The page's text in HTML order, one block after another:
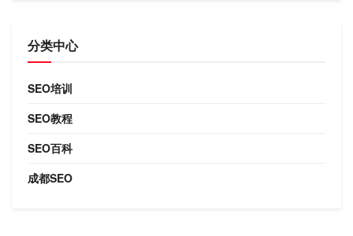
分类中心
SEO培训
SEO教程
SEO百科
成都SEO